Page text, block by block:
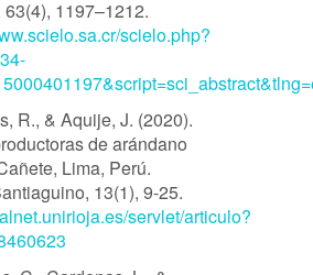
1197–1212.
scielo.php?
R., & Aquije, J. (2020).
de arándano
Lima, Perú.
13(1), 9-25.
servlet/articulo?